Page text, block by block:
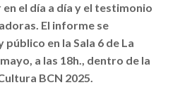
el día a día y el testimonio
El informe se
en la Sala 6 de La
a las 18h., dentro de la
BCN 2025.